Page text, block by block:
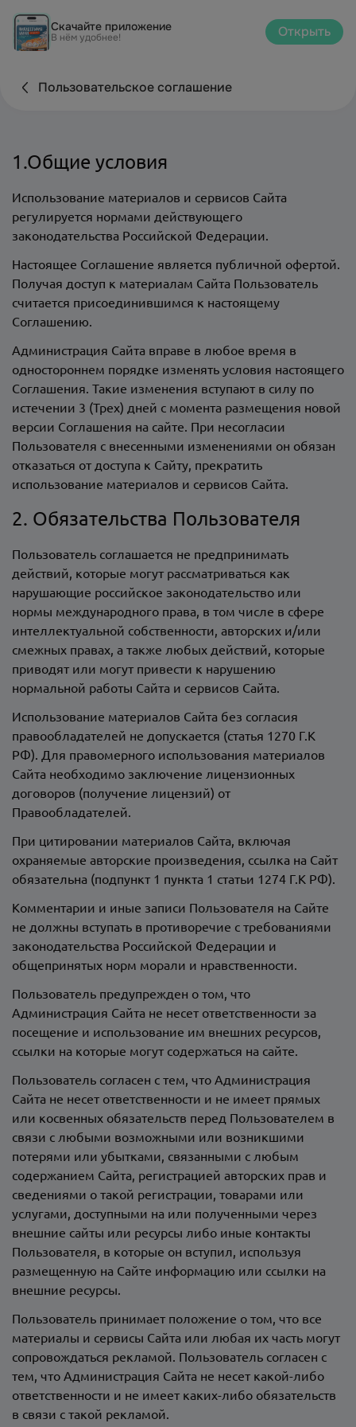
Скачайте приложение
В нём удобнее! Открыть
Пользовательское соглашение
1.Общие условия
Использование материалов и сервисов Сайта
регулируется нормами действующего
законодательства Российской Федерации.
Настоящее Соглашение является публичной офертой.
Получая доступ к материалам Сайта Пользователь
считается присоединившимся к настоящему
Соглашению.
Администрация Сайта вправе в любое время в
одностороннем порядке изменять условия настоящего
Соглашения. Такие изменения вступают в силу по
истечении 3 (Трех) дней с момента размещения новой
версии Соглашения на сайте. При несогласии
Пользователя с внесенными изменениями он обязан
отказаться от доступа к Сайту, прекратить
использование материалов и сервисов Сайта.
2. Обязательства Пользователя
Пользователь соглашается не предпринимать
действий, которые могут рассматриваться как
нарушающие российское законодательство или
нормы международного права, в том числе в сфере
интеллектуальной собственности, авторских и/или
смежных правах, а также любых действий, которые
приводят или могут привести к нарушению
нормальной работы Сайта и сервисов Сайта.
Использование материалов Сайта без согласия
правообладателей не допускается (статья 1270 Г.К
РФ). Для правомерного использования материалов
Сайта необходимо заключение лицензионных
договоров (получение лицензий) от
Правообладателей.
При цитировании материалов Сайта, включая
охраняемые авторские произведения, ссылка на Сайт
обязательна (подпункт 1 пункта 1 статьи 1274 Г.К РФ).
Комментарии и иные записи Пользователя на Сайте
не должны вступать в противоречие с требованиями
законодательства Российской Федерации и
общепринятых норм морали и нравственности.
Пользователь предупрежден о том, что
Администрация Сайта не несет ответственности за
посещение и использование им внешних ресурсов,
ссылки на которые могут содержаться на сайте.
Пользователь согласен с тем, что Администрация
Сайта не несет ответственности и не имеет прямых
или косвенных обязательств перед Пользователем в
связи с любыми возможными или возникшими
потерями или убытками, связанными с любым
содержанием Сайта, регистрацией авторских прав и
сведениями о такой регистрации, товарами или
услугами, доступными на или полученными через
внешние сайты или ресурсы либо иные контакты
Пользователя, в которые он вступил, используя
размещенную на Сайте информацию или ссылки на
внешние ресурсы.
Пользователь принимает положение о том, что все
материалы и сервисы Сайта или любая их часть могут
сопровождаться рекламой. Пользователь согласен с
тем, что Администрация Сайта не несет какой-либо
ответственности и не имеет каких-либо обязательств
в связи с такой рекламой.